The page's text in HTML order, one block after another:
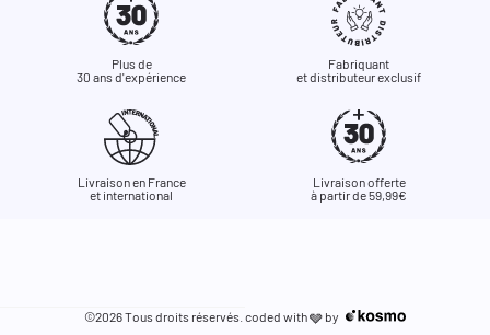
Plus de
30 ans d'expérience
Fabriquant
et distributeur exclusif
Livraison en France
et international
Livraison offerte
à partir de 59,99€
©2026 Tous droits réservés. coded with🩶 by